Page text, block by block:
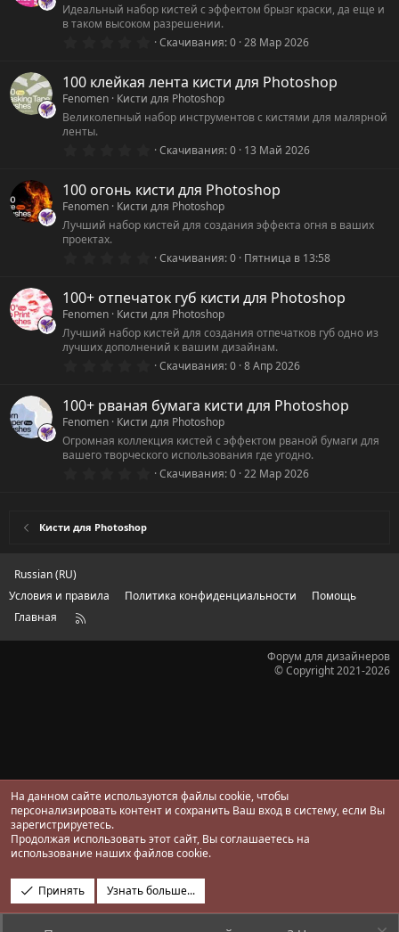
Идеальный набор кистей с эффектом брызг краски, да еще и
в таком высоком разрешении.
0
0
з
в
ё
Скачивания 0 28 Мар 2026
100 клейкая лента кисти для Photoshop
Fenomen Кисти для Photoshop
Великолепный набор инструментов с кистями для малярной
ленты.
0
0
з
в
ё
Скачивания 0 13 Май 2026
100 огонь кисти для Photoshop
Fenomen Кисти для Photoshop
Лучший набор кистей для создания эффекта огня в ваших
проектах.
0
0
з
в
ё
з
Скачивания 0 Пятница в 13:58
100+ отпечаток губ кисти для Photoshop
Fenomen Кисти для Photoshop
Лучший набор кистей для создания отпечатков губ одно из
лучших дополнений к вашим дизайнам.
0
0
з
в
ё
з
Скачивания 0 8 Апр 2026
100+ рваная бумага кисти для Photoshop
Fenomen Кисти для Photoshop
Огромная коллекция кистей с эффектом рваной бумаги для
вашего творческого использования где угодно.
0Скачивания 0 22 Мар 2026
Кисти для Photoshop
Russian (RU)
Условия и правила
Политика конфиденциальности
Помощь
Главная
R
Форум для дизайнеров
© Copyright 2021-2026
На данном сайте используются файлы cookie, чтобы
персонализировать контент и сохранить Ваш вход в систему, если Вы
зарегистрируетесь.
Продолжая использовать этот сайт, Вы соглашаетесь на
использование наших файлов cookie.
Принять Узнать больше...